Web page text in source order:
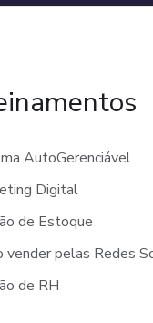
AutoGerenciável
Digital
de Estoque
vender pelas Redes
de RH